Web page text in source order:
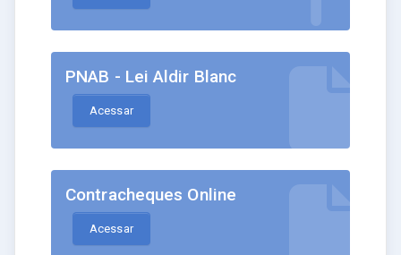
PNAB - Lei Aldir Blanc
Acessar
Contracheques Online
Acessar